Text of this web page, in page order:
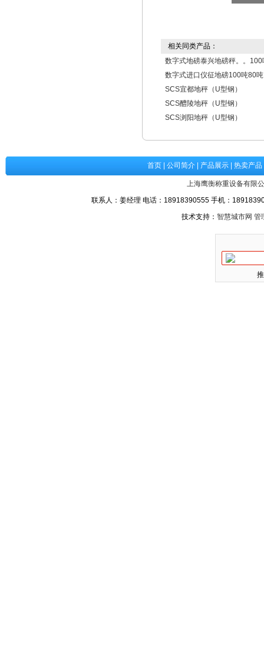
相关同类产品：
数字式地磅泰兴地磅秤。。
数字式进口仪征地磅100吨80
SCS宜都地秤（U型钢）
SCS醴陵地秤（U型钢）
SCS浏阳地秤（U型钢）
首页 公司简介 产品展示 热卖产品
上海鹰衡称重设备有限
联系人：姜经理 电话：18918390555 手机：
技术支持： 智慧城市网 管